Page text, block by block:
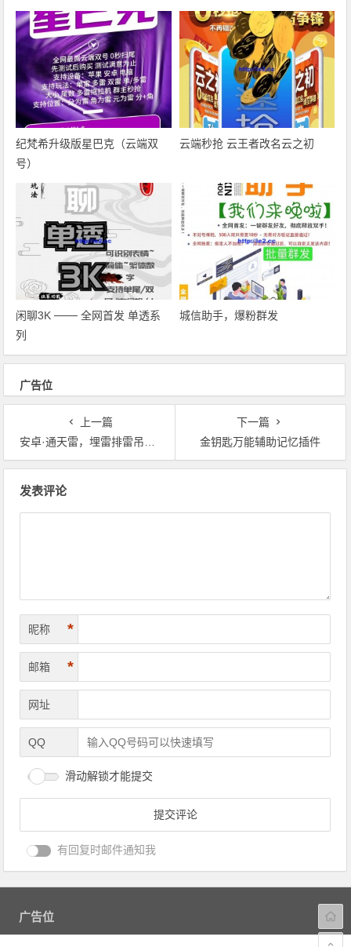
纪梵希升级版星巴克（云端双
号）
云端秒抢 云王者改名云之初
闲聊3K ─── 全网首发 单透系
列
城信助手，爆粉群发
广告位
上一篇
安卓·通天雷，埋雷排雷吊炸天
下一篇
金钥匙万能辅助记忆插件
发表评论
昵称 *
邮箱 *
网址
QQ
滑动解锁才能提交
有回复时邮件通知我
广告位